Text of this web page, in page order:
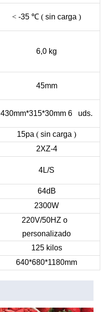
< -35 ℃ ( sin carga )
6,0 kg
45mm
430mm*315*30mm 6 uds.
15pa ( sin carga )
2XZ-4
4L/S
64dB
2300W
220V/50HZ o
personalizado
125 kilos
640*680*1180mm